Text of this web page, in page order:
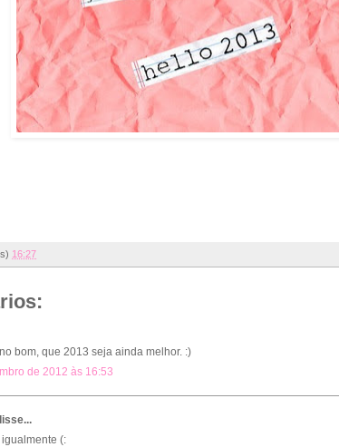
16:27
bom, que 2013 seja ainda melhor. :)
de 2012 às 16:53
(: